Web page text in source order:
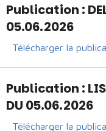
Publication :
05.06.2026
Télécharger la
Publication :
DU 05.06.2026
Télécharger la